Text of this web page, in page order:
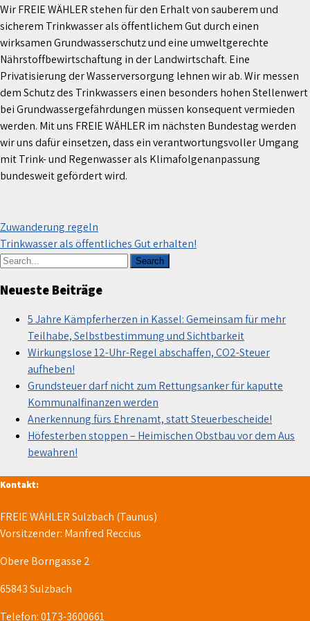
Wir FREIE WÄHLER stehen für den Erhalt von sauberem und
sicherem Trinkwasser als öffentlichem Gut durch einen
wirksamen Grundwasserschutz und eine umweltgerechte
Nährstoffbewirtschaftung in der Landwirtschaft. Eine
Privatisierung der Wasserversorgung lehnen wir ab. Wir messen
dem Schutz des Trinkwassers einen besonders hohen Stellenwert
bei Grundwassergefährdungen müssen konsequent vermieden
werden. Mit uns FREIE WÄHLER im nächsten Bundestag werden
wir uns dafür einsetzen, dass ein verantwortungsvoller Umgang
mit Trink- und Regenwasser als Klimafolgenanpassung
bundesweit gefördert wird.
Beitragsnavigation
Zuwanderung regeln
Trinkwasser als öffentliches Gut erhalten!
Neueste Beiträge
5 Jahre Kämpferherzen in Kassel: Gemeinsam für mehr
Teilhabe, Selbstbestimmung und Sichtbarkeit
Wirkungslose 12-Uhr-Regel abschaffen, CO2-Steuer
aufheben!
Grundsteuer darf nicht zum Rettungsanker für kaputte
Kommunalfinanzen werden
Anerkennung fürs Ehrenamt, statt Steuerbescheide!
Höfesterben stoppen – Heimischen Obstbau vor dem Aus
bewahren!
Kontakt:
FREIE WÄHLER Sulzbach (Taunus)
Vorsitzender: Manfred Reccius
Obere Borngasse 2
65843 Sulzbach
Telefon: 0173-3600661